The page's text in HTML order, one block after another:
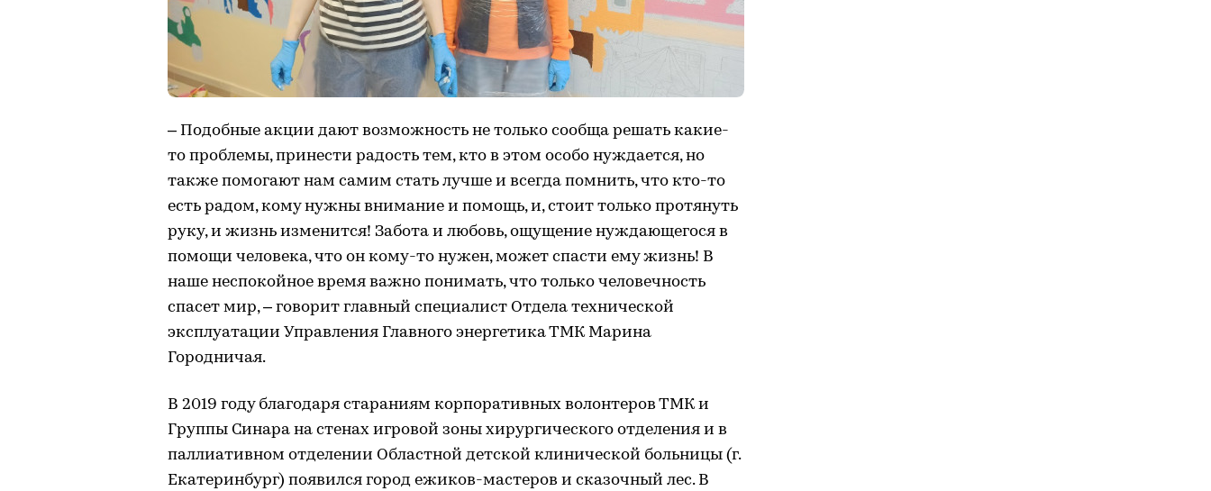
– Подобные акции дают возможность не только сообща решать какие-
то проблемы, принести радость тем, кто в этом особо нуждается, но
также помогают нам самим стать лучше и всегда помнить, что кто-то
есть радом, кому нужны внимание и помощь, и, стоит только протянуть
руку, и жизнь изменится! Забота и любовь, ощущение нуждающегося в
помощи человека, что он кому-то нужен, может спасти ему жизнь! В
наше неспокойное время важно понимать, что только человечность
спасет мир, – говорит главный специалист Отдела технической
эксплуатации Управления Главного энергетика ТМК Марина
Городничая.
В 2019 году благодаря стараниям корпоративных волонтеров ТМК и
Группы Синара на стенах игровой зоны хирургического отделения и в
паллиативном отделении Областной детской клинической больницы (г.
Екатеринбург) появился город ежиков-мастеров и сказочный лес. В